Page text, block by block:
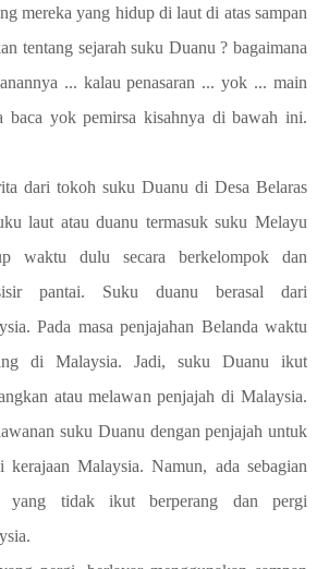
mereka yang hidup di laut di atas sampan
tentang sejarah suku Duanu ? bagaimana
... kalau penasaran ... yok ... main
baca yok pemirsa kisahnya di bawah ini.
dari tokoh suku Duanu di Desa Belaras
laut atau duanu termasuk suku Melayu
waktu dulu secara berkelompok dan
pantai. Suku duanu berasal dari
Pada masa penjajahan Belanda waktu
di Malaysia. Jadi, suku Duanu ikut
atau melawan penjajah di Malaysia.
suku Duanu dengan penjajah untuk
kerajaan Malaysia. Namun, ada sebagian
yang tidak ikut berperang dan pergi